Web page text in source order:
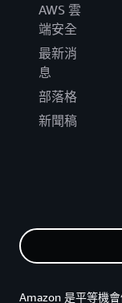
AWS 雲
端安全
最新消
息
部落格
新聞稿
Amazon 是平等機